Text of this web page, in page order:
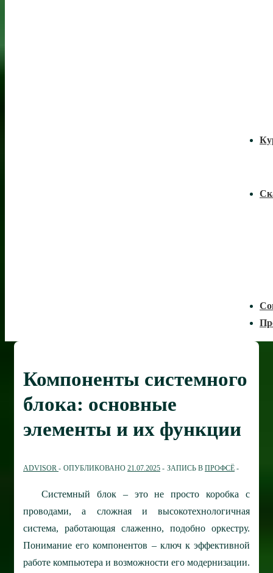
Компоненты системного
блока: основные
элементы и их функции
ADVISOR ОПУБЛИКОВАНО 21.07.2025 ЗАПИСЬ В ПРОФСЁ
Системный блок – это не просто коробка с
проводами, а сложная и высокотехнологичная
система, работающая слаженно, подобно оркестру.
Понимание его компонентов – ключ к эффективной
работе компьютера и возможности его модернизации.